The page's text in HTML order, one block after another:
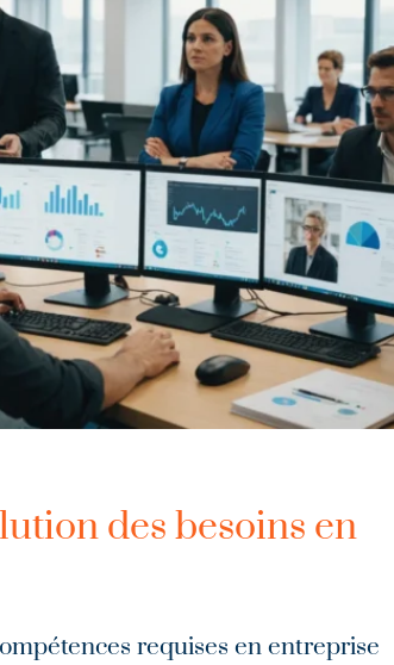
des besoins en
requises en entreprise